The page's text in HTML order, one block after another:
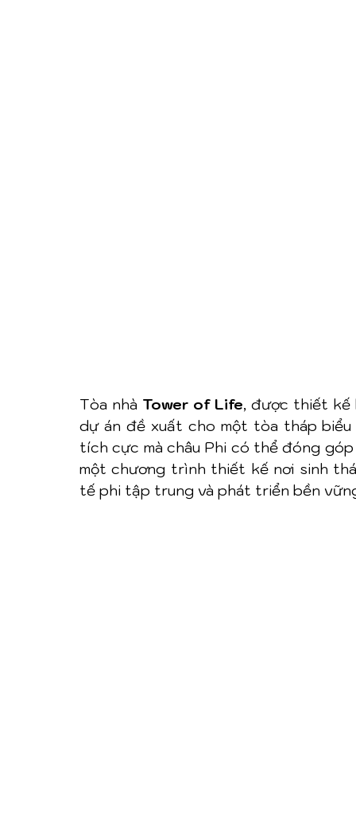
Tòa nhà Tower of Life, được thiết
dự án đề xuất cho một tòa tháp
tích cực mà châu Phi có thể đóng
một chương trình thiết kế nơi sinh
tế phi tập trung và phát triển bền